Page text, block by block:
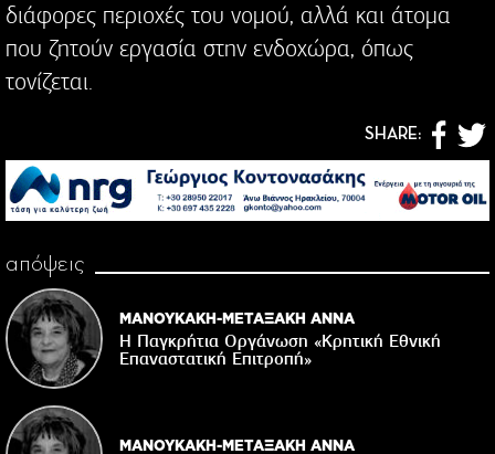
διάφορες περιοχές του νομού, αλλά και άτομα
που ζητούν εργασία στην ενδοχώρα, όπως
τονίζεται.
SHARE:
απόψεις
ΜΑΝΟΥΚΑΚΗ-ΜΕΤΑΞΑΚΗ ΑΝΝΑ
Η Παγκρήτια Οργάνωση «Κρητική Εθνική
Επαναστατική Eπιτροπή»
ΜΑΝΟΥΚΑΚΗ-ΜΕΤΑΞΑΚΗ ΑΝΝΑ